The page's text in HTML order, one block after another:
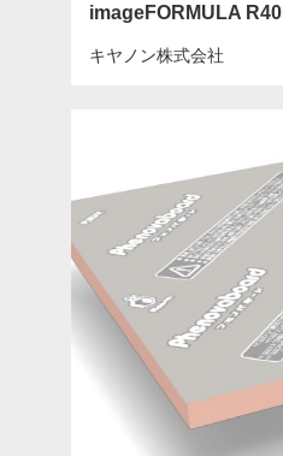
imageFORMULA R40II
キヤノン株式会社